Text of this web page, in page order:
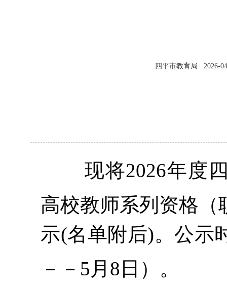
四平市教育局 2026-
现将2026年度
高校教师系列资格（
示(名单附后)。公示
－－ 5 月 8 日）。